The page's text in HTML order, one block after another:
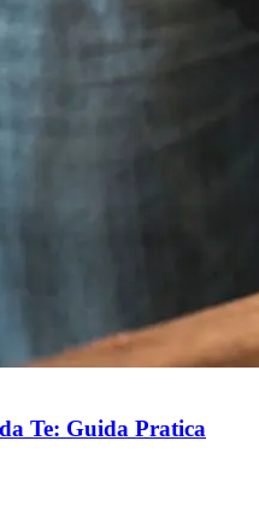
Te: Guida Pratica